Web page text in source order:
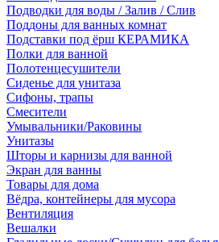
Подводки для воды / Залив / Слив
Поддоны для ванных комнат
Подставки под ёрш КЕРАМИКА
Полки для ванной
Полотенцесушители
Сиденье для унитаза
Сифоны, трапы
Смесители
Умывальники/Раковины
Унитазы
Шторы и карнизы для ванной
Экран для ванны
Товары для дома
Вёдра, контейнеры для мусора
Вентиляция
Вешалки